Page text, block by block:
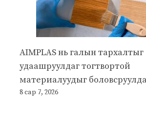
AIMPLAS нь галын тархалтыг
удаашруулдаг тогтвортой
материалуудыг
8 сар 7, 2026